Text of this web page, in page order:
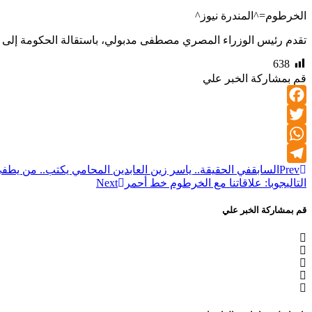
الخرطوم=^المندرة نيوز^
تقدم رئيس الوزراء المصري مصطفى مدبولي، باستقالة الحكومة إلى
638
قم بمشاركة الخبر علي
Facebook
Twitter
WhatsApp
Telegram
Prev السابقفي الحقيقة.. ياسر زين العابدين المحامي يكتب.. من
التاليجوبا: علاقاتنا مع الخرطوم خط أحمر Next
قم بمشاركة الخبر علي